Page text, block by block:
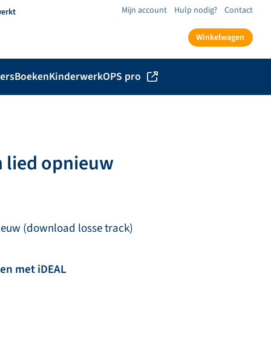
Mijn account Hulp nodig? Contact
Winkelwagen
BoekenKinderwerkOPS pro
lied opnieuw
(download losse track)
met iDEAL